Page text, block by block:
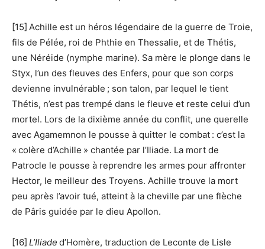
[15] Achille est un héros légendaire de la guerre de Troie,
fils de Pélée, roi de Phthie en Thessalie, et de Thétis,
une Néréide (nymphe marine). Sa mère le plonge dans le
Styx, l’un des fleuves des Enfers, pour que son corps
devienne invulnérable ; son talon, par lequel le tient
Thétis, n’est pas trempé dans le fleuve et reste celui d’un
mortel. Lors de la dixième année du conflit, une querelle
avec Agamemnon le pousse à quitter le combat : c’est la
« colère d’Achille » chantée par l’Iliade. La mort de
Patrocle le pousse à reprendre les armes pour affronter
Hector, le meilleur des Troyens. Achille trouve la mort
peu après l’avoir tué, atteint à la cheville par une flèche
de Pâris guidée par le dieu Apollon.
[16] L’Iliade d’Homère, traduction de Leconte de Lisle